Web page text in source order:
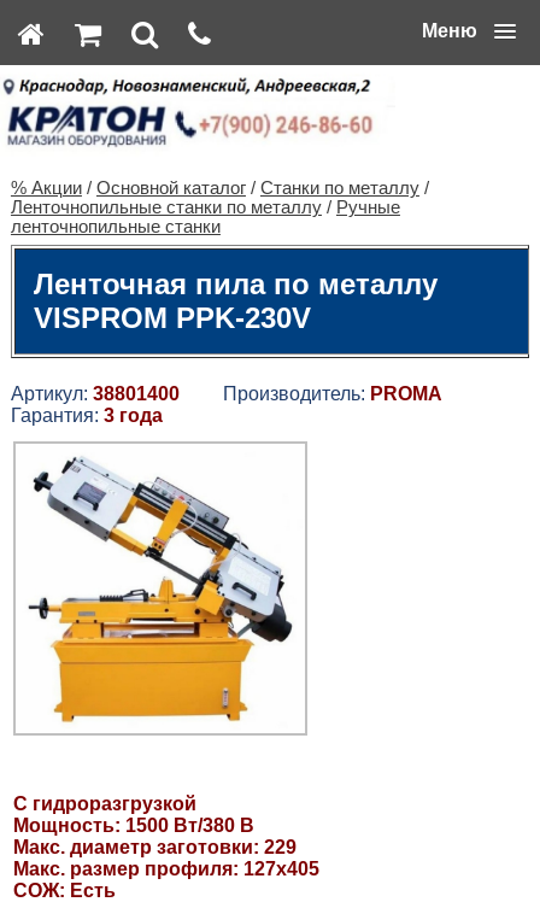
Меню
% Акции/ Основной каталог/ Станки по металлу/
Ленточнопильные станки по металлу/ Ручные
ленточнопильные станки
Ленточная пила по металлу
VISPROM PPK-230V
Артикул: 38801400Производитель: PROMA
Гарантия: 3 года
С гидроразгрузкой
Мощность: 1500 Вт/380 В
Макс. диаметр заготовки: 229
Макс. размер профиля: 127х405
СОЖ: Есть